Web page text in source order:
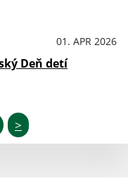
01. APR 2026
Deň detí
>